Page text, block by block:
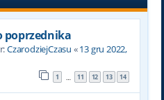
poprzednika
CzarodziejCzasu «13 gru 2022,
1 … 11 12 13 14